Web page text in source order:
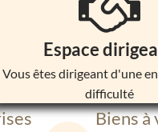
Espace
Vous êtes dirigeant d'une
difficulté
Biens à